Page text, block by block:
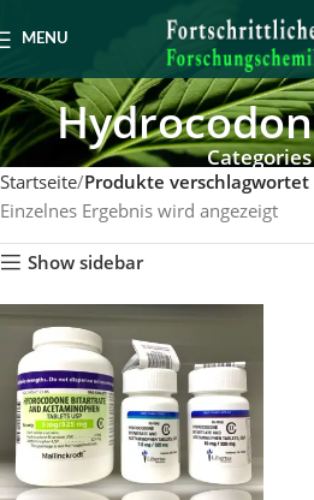
MENU
Categories
Startseite Produkte verschlagwortet
Einzelnes Ergebnis wird angezeigt
Show sidebar